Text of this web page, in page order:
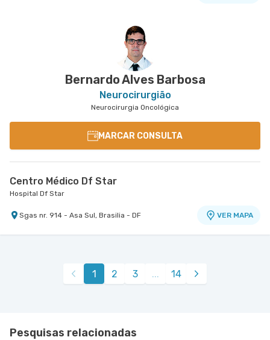
Shls nr. 716 Conj. A Bloco B Edifício Ohb - Asa Sul,
Shln nr. S/N Lote 9 Bloco B, Edifício Biosphere
3ºandar - Asa Norte, Brasilia - DF
Bernardo Alves Barbosa
Neurocirurgião
Neurocirurgia Oncológica
MARCAR CONSULTA
Centro Médico Df Star
Hospital Df Star
Sgas nr. 914 - Asa Sul, Brasilia - DF VER MAPA
1 2 3 ... 14
Pesquisas relacionadas